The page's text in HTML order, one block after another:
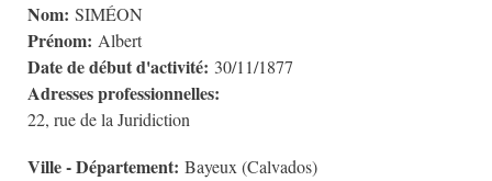
Nom: SIMÉON
Prénom: Albert
Date de début d'activité: 30/11/1877
Adresses professionnelles:
22, rue de la Juridiction
Ville - Département: Bayeux (Calvados)